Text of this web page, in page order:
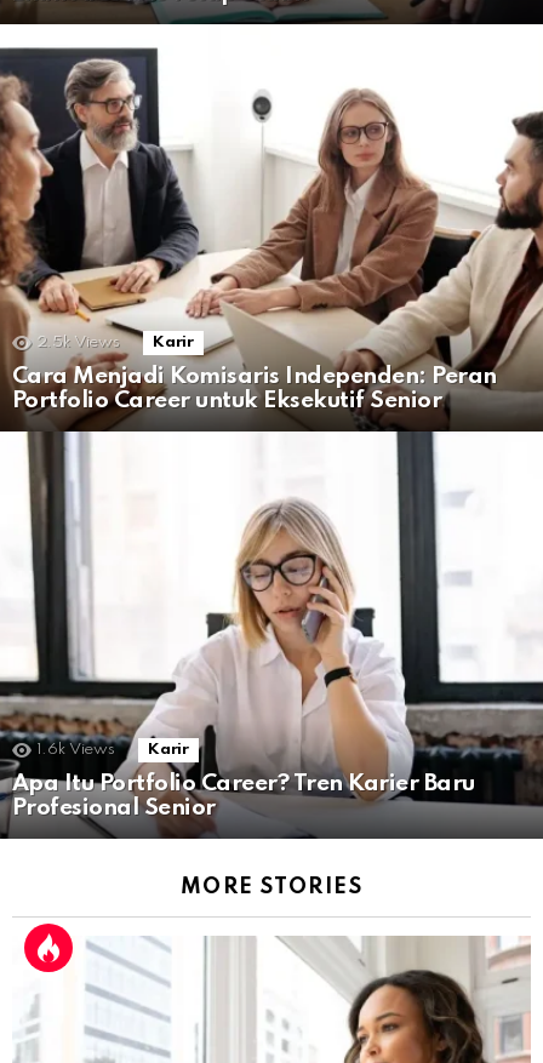
2.5k Views Karir
Cara Menjadi Komisaris Independen: Peran
Portfolio Career untuk Eksekutif Senior
1.6k Views Karir
Apa Itu Portfolio Career? Tren Karier Baru
Profesional Senior
MORE STORIES